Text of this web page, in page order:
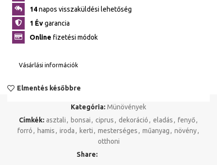
14napos visszaküldési lehetőség
1 Évgarancia
Online fizetési módok
Vásárlási információk
Elmentés későbbre
Kategória: Münövények
Címkék: asztali, bonsai, ciprus, dekoráció, eladás, fenyő,
forró, hamis, iroda, kerti, mesterséges, műanyag, növény,
otthoni
Share: